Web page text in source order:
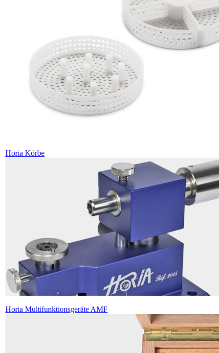
Horia Körbe
Horia Multifunktionsgeräte AMF